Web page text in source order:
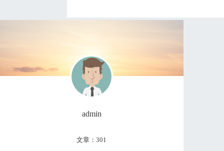
admin
文章：301